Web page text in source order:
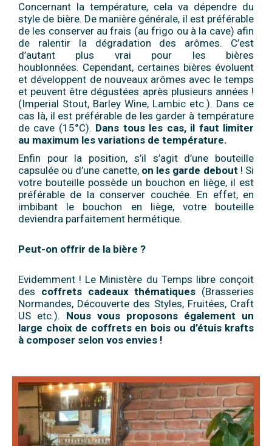
Concernant la température, cela va dépendre du
style de bière. De manière générale, il est préférable
de les conserver au frais (au frigo ou à la cave) afin
de ralentir la dégradation des arômes. C’est
d’autant plus vrai pour les bières
houblonnées. Cependant, certaines bières évoluent
et développent de nouveaux arômes avec le temps
et peuvent être dégustées après plusieurs années !
(Imperial Stout, Barley Wine, Lambic etc.). Dans ce
cas là, il est préférable de les garder à température
de cave (15°C). Dans tous les cas, il faut limiter
au maximum les variations de température.
Enfin pour la position, s’il s’agit d’une bouteille
capsulée ou d’une canette, on les garde debout ! Si
votre bouteille possède un bouchon en liège, il est
préférable de la conserver couchée. En effet, en
imbibant le bouchon en liège, votre bouteille
deviendra parfaitement hermétique.
Peut-on offrir de la bière ?
Evidemment ! Le Ministère du Temps libre conçoit
des coffrets cadeaux thématiques (Brasseries
Normandes, Découverte des Styles, Fruitées, Craft
US etc.). Nous vous proposons également un
large choix de coffrets en bois ou d’étuis krafts
à composer selon vos envies !